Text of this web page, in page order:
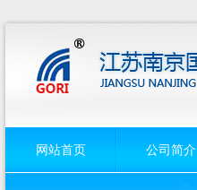
网站首页 公司简介